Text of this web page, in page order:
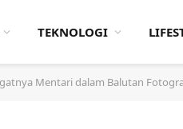
TEKNOLOGI
Mentari dalam Balutan